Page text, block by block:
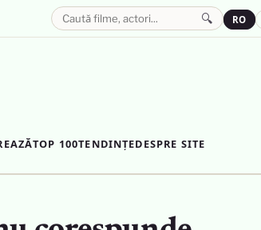
TOP 100TENDINȚEDESPRE SITE
🔍 RO